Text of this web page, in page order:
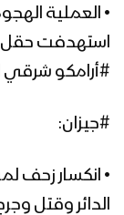
استهدفت حقل
#أرامكو شرقي
#جيزان:
• انكسار زحف
الدائر وقتل